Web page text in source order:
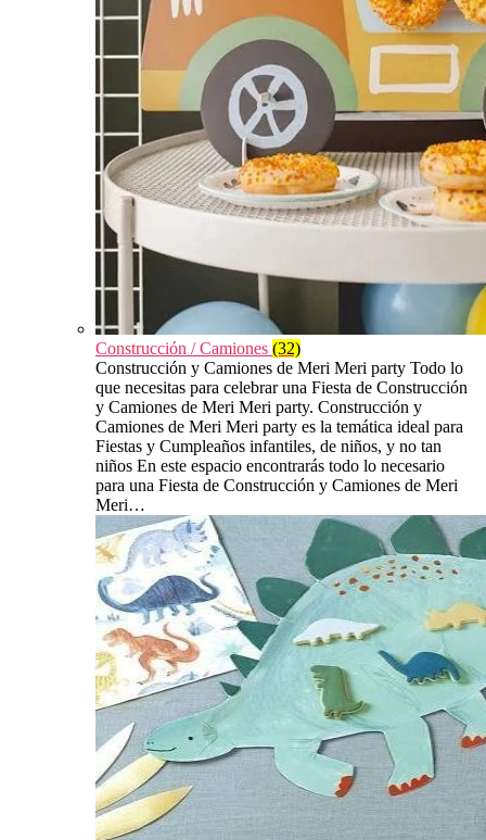
Construcción / Camiones (32)
Construcción y Camiones de Meri Meri party Todo lo
que necesitas para celebrar una Fiesta de Construcción
y Camiones de Meri Meri party. Construcción y
Camiones de Meri Meri party es la temática ideal para
Fiestas y Cumpleaños infantiles, de niños, y no tan
niños En este espacio encontrarás todo lo necesario
para una Fiesta de Construcción y Camiones de Meri
Meri…